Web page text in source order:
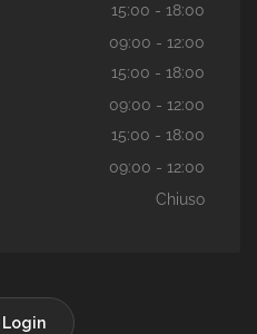
15:00 - 18:00
09:00 - 12:00
15:00 - 18:00
09:00 - 12:00
15:00 - 18:00
09:00 - 12:00
Chiuso
Login